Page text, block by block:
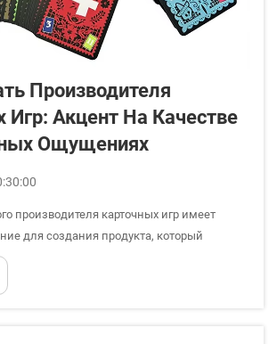
Производителя
Игр: Акцент На Качестве
Ощущениях
производителя карточных игр имеет
для создания продукта, который
и выдерживает испытание временем.
являетесь ли вы независимым